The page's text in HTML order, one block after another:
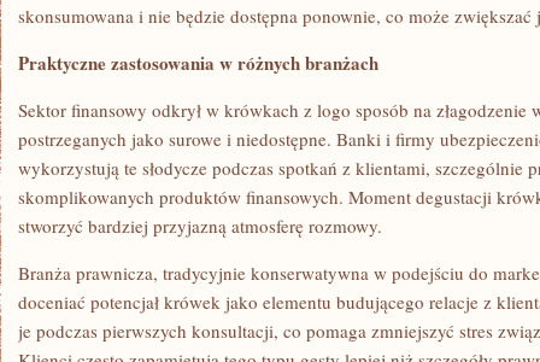
skonsumowana i nie będzie dostępna ponownie, co może zwiększać
Praktyczne zastosowania w różnych branżach
Sektor finansowy odkrył w krówkach z logo sposób na
postrzeganych jako surowe i niedostępne. Banki i firmy
wykorzystują te słodycze podczas spotkań z klientami, szczególnie
skomplikowanych produktów finansowych. Moment degustacji
stworzyć bardziej przyjazną atmosferę rozmowy.
Branża prawnicza, tradycyjnie konserwatywna w podejściu do
doceniać potencjał krówek jako elementu budującego relacje z
je podczas pierwszych konsultacji, co pomaga zmniejszyć stres